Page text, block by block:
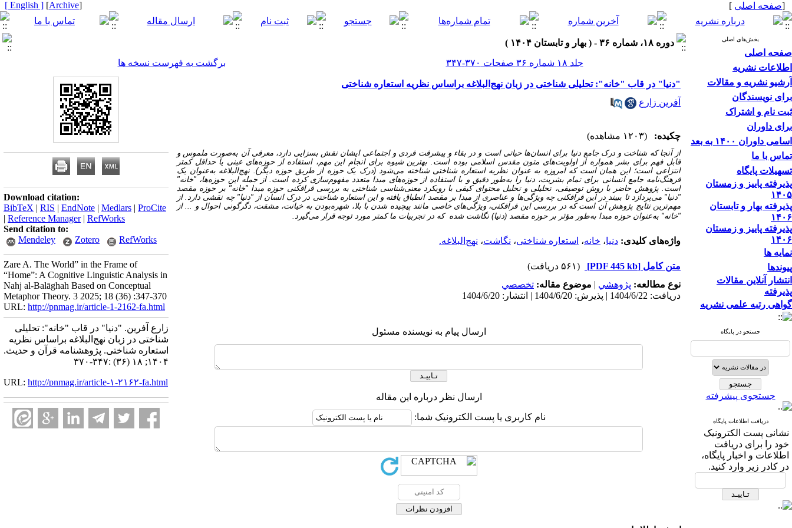
[صفحه اصلی ]
[
Archive
]
[ English ]
بخش‌های اصلی
صفحه اصلی
اطلاعات نشریه
آرشیو نشریه و مقالات
برای نویسندگان
ثبت نام و اشتراک
برای داوران
اسامی داوران ۱۴۰۰ به بعد
تماس با ما
تسهیلات پایگاه
پذیرفته پاییز و زمستان
۱۴۰۵
پذیرفته بهار و تابستان
۱۴۰۶
پذیرفته پاییز و زمستان
۱۴۰۶
نمایه ها
پیوندها
انتشار آنلاین مقالات
پذیرفته
گواهی رتبه علمی نشریه
جستجو در پایگاه
جستجوی پیشرفته
دریافت اطلاعات پایگاه
نشانی پست الکترونیک
خود را برای دریافت
اطلاعات و اخبار پایگاه،
در کادر زیر وارد کنید.
دوره ۱۸، شماره ۳۶ - ( بهار و تابستان ۱۴۰۴ )
جلد ۱۸ شماره ۳۶ صفحات ۳۷۰-۳۴۷
برگشت به فهرست نسخه ها
"دنیا" در قاب "خانه": تحلیلی شناختی در زبان نهج‌البلاغه براساس نظریه استعاره شناختی
آفرین زارع
چکیده: (۱۲۰۳ مشاهده)
از آنجا که شناخت و درک جامع دنیا برای انسان‌ها حیاتی است و در بقاء و پیشرفت فردی و اجتماعی ایشان نقش بسزایی دارد، معرفی آن به‌صورت ملموس و
قابل فهم برای بشر همواره از اولویت‌های متون مقدس اسلامی بوده است. بهترین شیوه برای انجام این مهم، استفاده از حوزه‌های عینی یا حداقل کمتر
انتزاعی است؛ این همان است که امروزه به عنوان نظریه استعاره شناختی شناخته می‌شود (درک یک حوزه از طریق حوزه دیگر). نهج‌البلاغه به‌عنوان یک
فرهنگ‌نامه جامع انسانی برای تمام بشریت، دنیا را به‌طور دقیق و با استفاده از حوزه‌های مبدا متعدد مفهوم‌سازی کرده است. از جمله این حوزه‌ها، "خانه"
است. پژوهش حاضر با روش توصیفی، تحلیلی و تحلیل محتوای کیفی با رویکرد معنی‌شناسی شناختی به بررسی فرافکنی حوزه مبدا "خانه" بر حوزه مقصد
"دنیا" می‌پردازد تا ببیند در این فرافکنی چه ویژگی‌ها و عناصری از مبدا بر مقصد انطباق یافته و این استعاره شناختی در درک انسان از "دنیا" چه نقشی دارد.از
مهم‌ترین نتایج پژوهش آن است کهدر بررسی این فرافکنی، ویژگی‌های خاصی مانند پیچیده شدن با بلا، شهره‌بودن به خیانت، مشقت، دگرگونی احوال و ... از
"خانه" به‌عنوان حوزه مبدا به‌طور مؤثر بر حوزه‌ مقصد (دنیا) نگاشت شده که در تجربیات ما کمتر مورد توجه قرار می‌گیرد.
واژه‌های کلیدی: دنیا، خانه، استعاره شناختی، نگاشت، نهج‌البلاغه.
متن کامل [PDF 445 kb]
(۵۶۱ دریافت)
نوع مطالعه: پژوهشي | موضوع مقاله: تخصصي
دریافت: 1404/6/22 | پذیرش: 1404/6/20 | انتشار: 1404/6/20
ارسال پیام به نویسنده مسئول
ارسال نظر درباره این مقاله
نام کاربری یا پست الکترونیک شما:
Download citation:
BibTeX | RIS | EndNote | Medlars | ProCite
| Reference Manager| RefWorks
Send citation to:
Mendeley
Zotero RefWorks
Zare A. The World” in the Frame of
“Home”: A Cognitive Linguistic Analysis in
Nahj al-Balāghah Based on Conceptual
Metaphor Theory. 3 2025; 18 (36) :347-370
URL: http://pnmag.ir/article-1-2162-fa.html
زارع آفرین. "دنیا" در قاب "خانه": تحلیلی
شناختی در زبان نهج‌البلاغه براساس نظریه
استعاره شناختی. پژوهشنامه قرآن و حدیث.
۱۴۰۴; ۱۸ (۳۶) :۳۴۷-۳۷۰
URL: http://pnmag.ir/article-۱-۲۱۶۲-fa.html